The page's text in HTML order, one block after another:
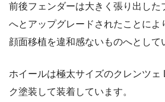
前後フェンダーは大きく張り出した
へとアップグレードされたことによ
顔面移植を違和感ないものへとして
ホイールは極太サイズのクレンツェ
ク塗装して装着しています。